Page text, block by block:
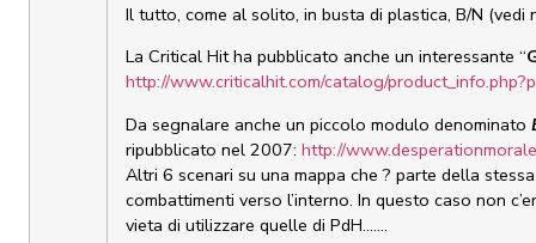
Il tutto, come al solito, in busta di plastica, B/N (vedi
La Critical Hit ha pubblicato anche un interessante “
http://www.criticalhit.com/catalog/
Da segnalare anche un piccolo modulo denominato
ripubblicato nel 2007: http://
Altri 6 scenari su una mappa che ? parte della
combattimenti verso l’interno. In questo caso non
vieta di utilizzare quelle di PdH…….